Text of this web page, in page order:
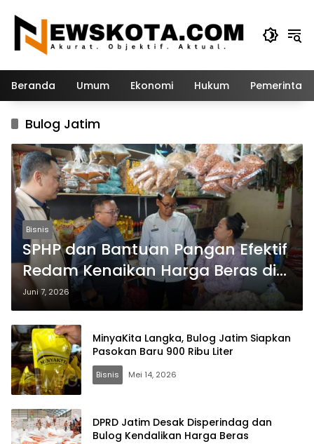
konten
Beranda Umum Ekonomi Hukum
Bulog Jatim
Bisnis
SPHP dan Bantuan Pangan Efektif
Redam Kenaikan Harga Beras di
Jawa Timur
Juni 7, 2026
MinyaKita Langka, Bulog Jatim Siapkan
Pasokan Baru 900 Ribu Liter
Bisnis Mei 14, 2026
DPRD Jatim Desak Disperindag dan
Bulog Kendalikan Harga Beras